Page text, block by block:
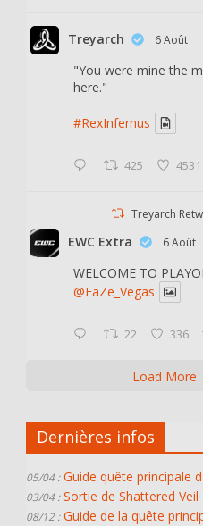
Treyarch 6 Août
"You were mine the
here."
#RexInfernus
425 4531
Treyarch
EWC Extra 6 Août
WELCOME TO
@FaZe_Vegas
22 336
Load More
Dernières infos
05/04 : Guide quête principale
03/04 : Sortie de Shattered Veil
08/12 : Guide de la quête